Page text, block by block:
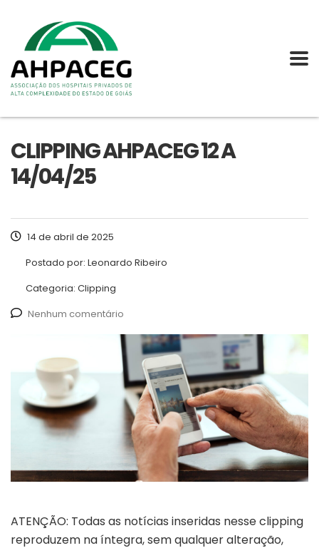
CLIPPING AHPACEG 12 A
14/04/25
14 de abril de 2025
Postado por: Leonardo Ribeiro
Categoria: Clipping
Nenhum comentário
ATENÇÃO: Todas as notícias inseridas nesse clipping
reproduzem na íntegra, sem qualquer alteração,